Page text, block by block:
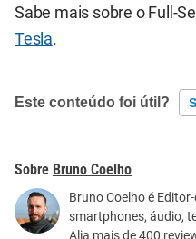
Sabe mais sobre o Full-
Tesla.
Este conteúdo foi útil?
Este conteúdo não tem a
Outro
Bruno Coelho
Bruno Coelho é
smartphones, áudio,
Alia mais de 400